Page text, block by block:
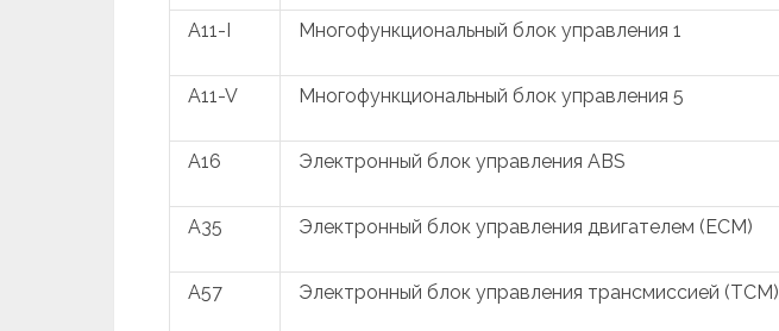
A11-I Многофункциональный блок управления 1
A11-V Многофункциональный блок управления 5
A16 Электронный блок управления ABS
A35 Электронный блок управления двигателем (ECM)
A57 Электронный блок управления трансмиссией (TCM)